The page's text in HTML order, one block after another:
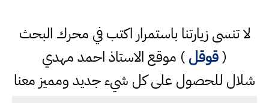
لا تنسى زيارتنا باستمرار اكتب في محرك البحث
(قوقل) موقع الاستاذ احمد مهدي
شلال للحصول على كل شيء جديد ومميز معنا